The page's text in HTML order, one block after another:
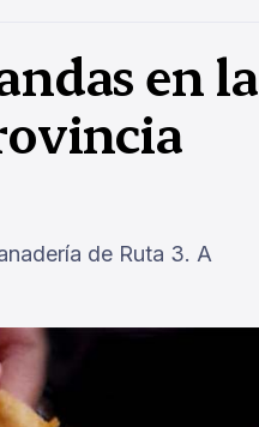
en la
de Ruta 3. A